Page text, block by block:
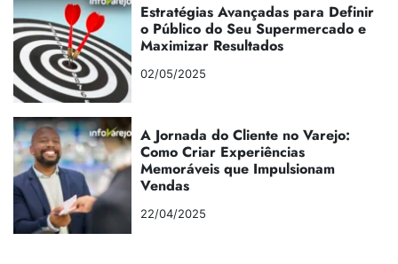
Estratégias Avançadas para Definir
o Público do Seu Supermercado e
Maximizar Resultados
02/05/2025
A Jornada do Cliente no Varejo:
Como Criar Experiências
Memoráveis que Impulsionam
Vendas
22/04/2025